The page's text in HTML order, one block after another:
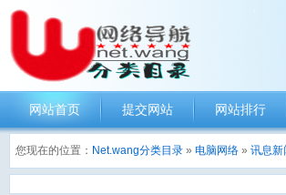
网站首页 提交网站 网站排行
您现在的位置： Net.wang分类目录 » 电脑网络 » 讯息新